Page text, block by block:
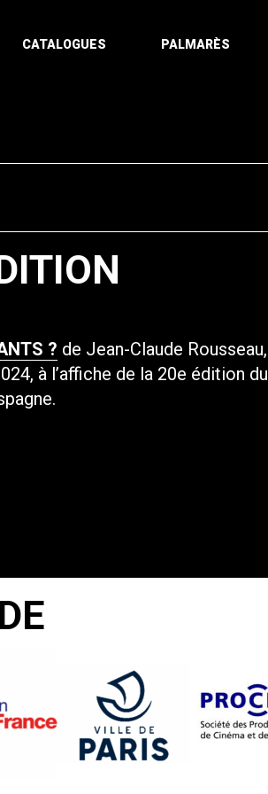
CATALOGUES PALMARÈS
? de Jean-Claude Rousseau,
à l’affiche de la 20e édition du